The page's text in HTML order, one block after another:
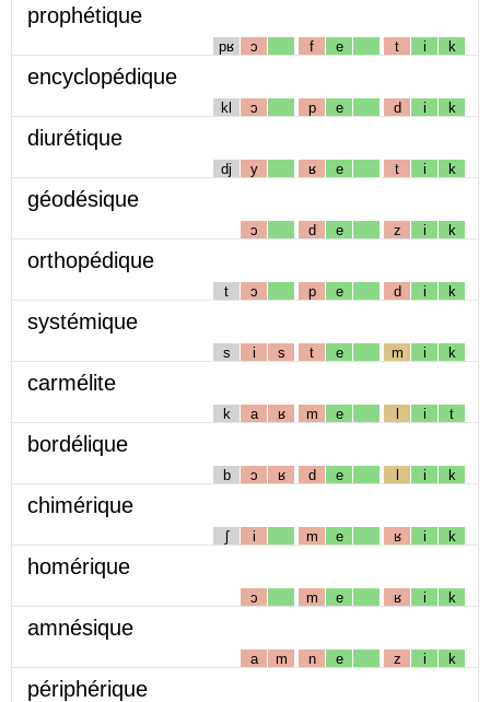
prophétique
pʁ ɔ f e t i k
encyclopédique
kl ɔ p e d i k
diurétique
dj y ʁ e t i k
géodésique
ɔ d e z i k
orthopédique
t ɔ p e d i k
systémique
s i s t e m i k
carmélite
k a ʁ m e l i t
bordélique
b ɔ ʁ d e l i k
chimérique
ʃ i m e ʁ i k
homérique
ɔ m e ʁ i k
amnésique
a m n e z i k
périphérique